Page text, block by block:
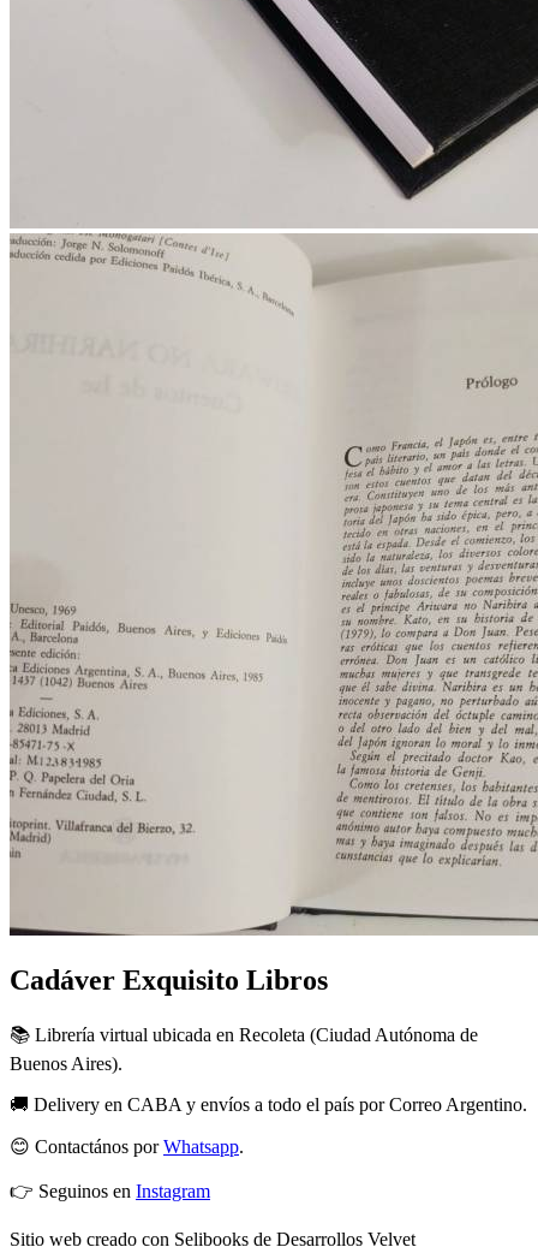
Cadáver Exquisito Libros
📚 Librería virtual ubicada en Recoleta (Ciudad Autónoma de
Buenos Aires).
🚚 Delivery en CABA y envíos a todo el país por Correo Argentino.
😊 Contactános porWhatsapp.
👉 Seguinos en Instagram
Sitio web creado con Selibooks de Desarrollos Velvet